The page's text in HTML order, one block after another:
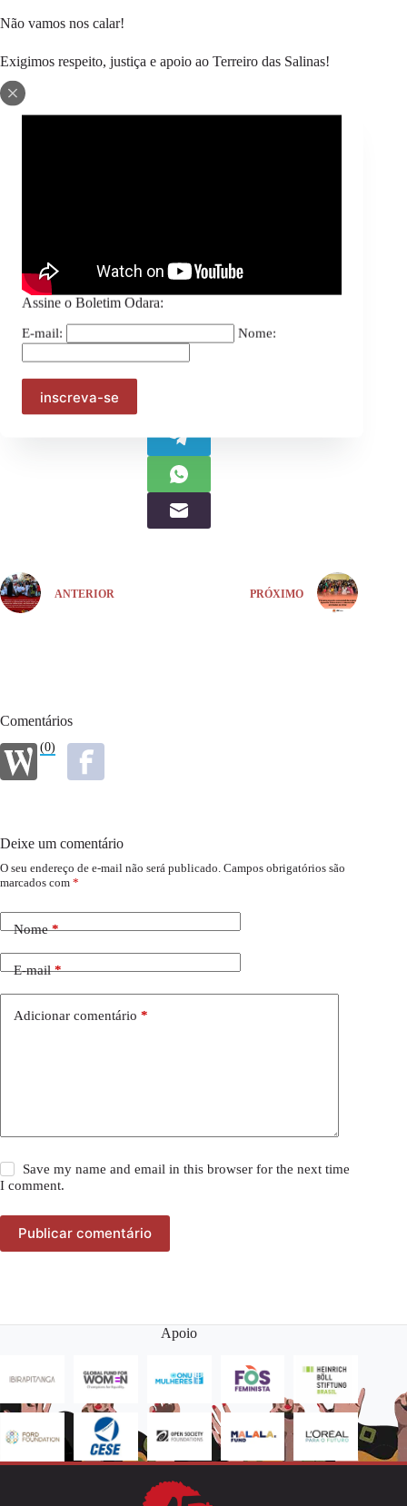
Assine o Boletim Odara:
E-mail: Nome:
Não vamos nos calar!
Exigimos respeito, justiça e apoio ao Terreiro das Salinas!
Compartilhe:
ANTERIOR PRÓXIMO
Comentários
(0)
Deixe um comentário
O seu endereço de e-mail não será publicado. Campos obrigatórios são
marcados com *
Nome*
E-mail*
Adicionar comentário *
Save my name and email in this browser for the next time
I comment.
Publicar comentário
Apoio